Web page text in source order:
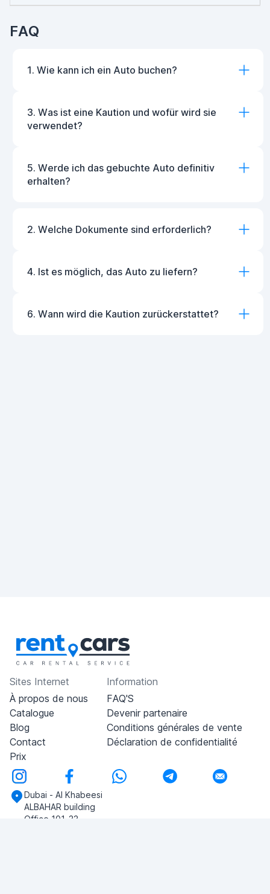
FAQ
1. Wie kann ich ein Auto buchen?
3. Was ist eine Kaution und wofür wird sie
verwendet?
5. Werde ich das gebuchte Auto definitiv
erhalten?
2. Welche Dokumente sind erforderlich?
4. Ist es möglich, das Auto zu liefern?
6. Wann wird die Kaution zurückerstattet?
Sites Internet
À propos de nous
Catalogue
Blog
Contact
Prix
Information
FAQ'S
Devenir partenaire
Conditions générales de vente
Déclaration de confidentialité
Dubai - Al Khabeesi
ALBAHAR building
Office 101-33